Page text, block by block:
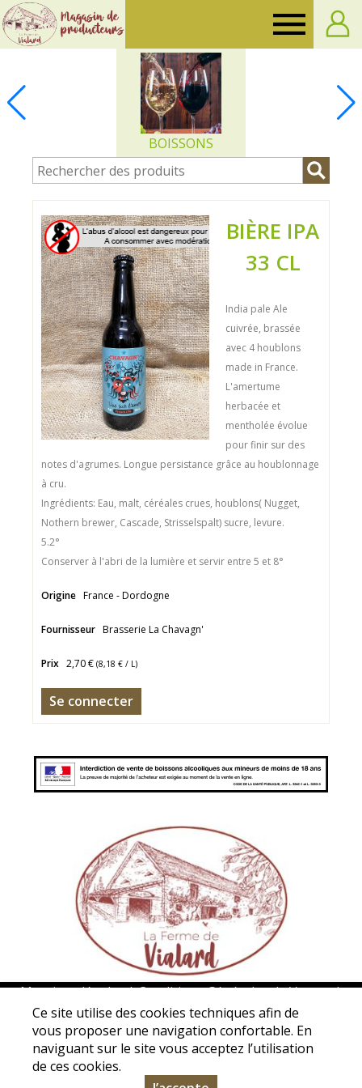
de
Vialard
BOISSONS
BIÈRE IPA
33 CL
India pale Ale
cuivrée, brassée
avec 4 houblons
made in France.
L'amertume
herbacée et
mentholée évolue
pour finir sur des
notes d'agrumes. Longue persistance grâce au houblonnage
à cru.
Ingrédients: Eau, malt, céréales crues, houblons( Nugget,
Nothern brewer, Cascade, Strisselspalt) sucre, levure.
5.2°
Conserver à l'abri de la lumière et servir entre 5 et 8°
Origine France - Dordogne
Fournisseur Brasserie La Chavagn'
Prix 2,70 € (8,18 € / L)
Se connecter
Mentions légales|Conditions Générales de Ventes|
Protection des données personnelles
Association La ferme de Vialard - 5 Avenue de La Borie de
Vialard - 24200 Carsac-Aillac - Tél. : 05 53 31 98 50 -
contact@la-ferme-de-vialard.com
Ce site utilise des cookies techniques afin de
vous proposer une navigation confortable. En
naviguant sur le site vous acceptez l’utilisation
de ces cookies.